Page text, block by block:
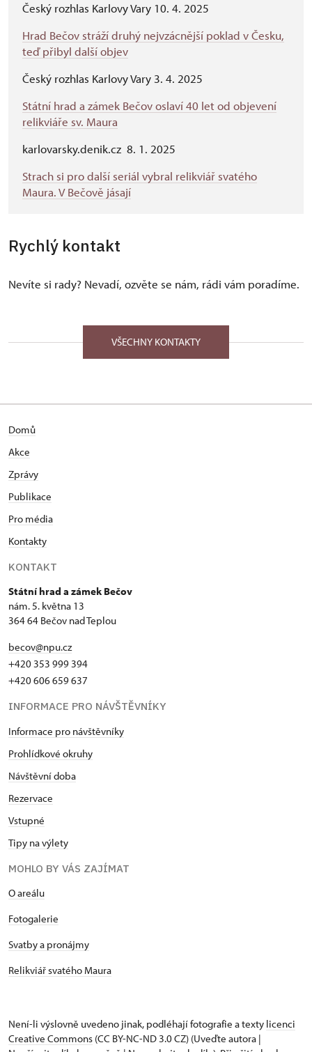
Český rozhlas Karlovy Vary 10. 4. 2025
Hrad Bečov stráží druhý nejvzácnější poklad v Česku,
teď přibyl další objev
Český rozhlas Karlovy Vary 3. 4. 2025
Státní hrad a zámek Bečov oslaví 40 let od objevení
relikviáře sv. Maura
karlovarsky.denik.cz 8. 1. 2025
Strach si pro další seriál vybral relikviář svatého
Maura. V Bečově jásají
Rychlý kontakt
Nevíte si rady? Nevadí, ozvěte se nám, rádi vám poradíme.
VŠECHNY KONTAKTY
Domů
Akce
Zprávy
Publikace
Pro média
Kontakty
KONTAKT
Státní hrad a zámek Bečov
nám. 5. května 13
364 64 Bečov nad Teplou
becov@npu.cz
+420 353 999 394
+420 606 659 637
INFORMACE PRO NÁVŠTĚVNÍKY
Informace pro návštěvníky
Prohlídkové okruhy
Návštěvní doba
Rezervace
Vstupné
Tipy na výlety
MOHLO BY VÁS ZAJÍMAT
O areálu
Fotogalerie
Svatby a pronájmy
Relikviář svatého Maura
Není-li výslovně uvedeno jinak, podléhají fotografie a texty licenci
Creative Commons (CC BY-NC-ND 3.0 CZ) (Uveďte autora |